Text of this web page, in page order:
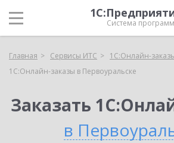
Система программ
Главная Сервисы ИТС
1С:Онлайн-
1С:Онлайн-заказы в Первоуральске
Заказать
в